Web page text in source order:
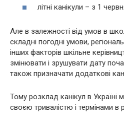
літні канікули – з 1
Але в залежності від умов в
складні погодні умови,
інших факторів шкільне
змінювати і зрушувати дату
також призначати додаткові
Тому розклад канікул в Україні
своєю тривалістю і термінами в